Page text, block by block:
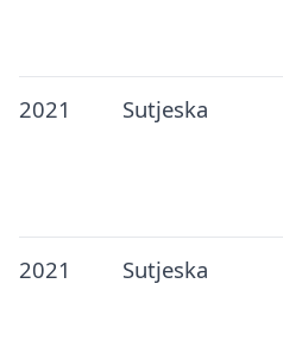
2021 Sutjeska
2021 Sutjeska